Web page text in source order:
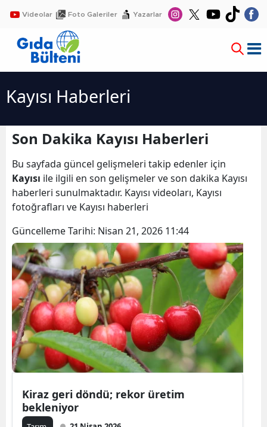
Videolar Foto Galeriler Yazarlar
Kayısı Haberleri
Son Dakika Kayısı Haberleri
Bu sayfada güncel gelişmeleri takip edenler için
Kayısı ile ilgili en son gelişmeler ve son dakika Kayısı
haberleri sunulmaktadır. Kayısı videoları, Kayısı
fotoğrafları ve Kayısı haberleri
Güncelleme Tarihi: Nisan 21, 2026 11:44
Kiraz geri döndü; rekor üretim
bekleniyor